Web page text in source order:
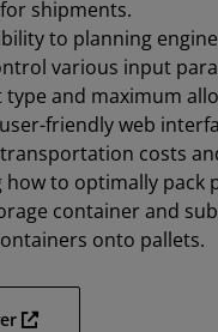
shipments.
to planning
various input
and maximum
friendly web
costs
how to optimally pack
container and
onto pallets.